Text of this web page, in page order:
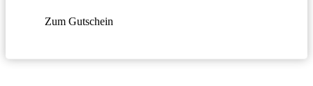
Zum Gutschein